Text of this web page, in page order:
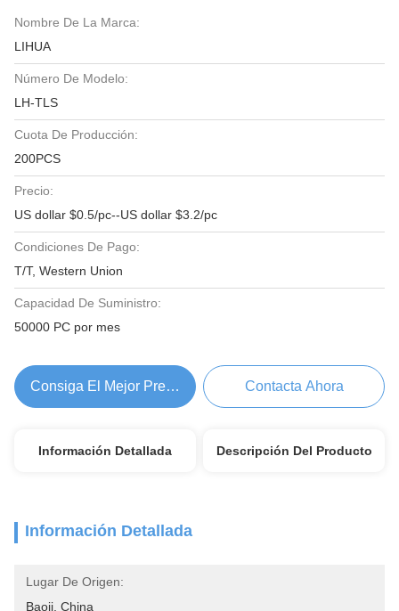
Nombre De La Marca:
LIHUA
Número De Modelo:
LH-TLS
Cuota De Producción:
200PCS
Precio:
US dollar $0.5/pc--US dollar $3.2/pc
Condiciones De Pago:
T/T, Western Union
Capacidad De Suministro:
50000 PC por mes
Consiga El Mejor Precio Contacta Ahora
Información Detallada Descripción Del Producto
Información Detallada
Lugar De Origen:
Baoji, China